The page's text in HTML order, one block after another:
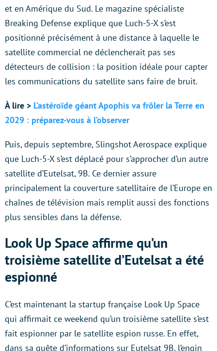
et en Amérique du Sud. Le magazine spécialiste
Breaking Defense explique que Luch-5-X s’est
positionné précisément à une distance à laquelle le
satellite commercial ne déclencherait pas ses
détecteurs de collision : la position idéale pour capter
les communications du satellite sans faire de bruit.
À lire > L’astéroïde géant Apophis va frôler la Terre en
2029 : préparez-vous à l’observer
Puis, depuis septembre, Slingshot Aerospace explique
que Luch-5-X s’est déplacé pour s’approcher d’un autre
satellite d’Eutelsat, 9B. Ce dernier assure
principalement la couverture satellitaire de l’Europe en
chaînes de télévision mais remplit aussi des fonctions
plus sensibles dans la défense.
Look Up Space affirme qu’un
troisième satellite d’Eutelsat a été
espionné
C’est maintenant la startup française Look Up Space
qui affirmait ce weekend qu’un troisième satellite s’est
fait espionner par le satellite espion russe. En effet,
dans sa quête d’informations sur Eutelsat 9B, l’engin